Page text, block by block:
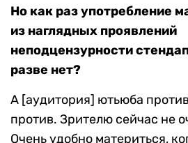
Но как раз употребление
из наглядных проявлений
неподцензурности
разве нет?
А [аудитория] ютьюба
против. Зрителю сейчас не
Очень удобно материться,